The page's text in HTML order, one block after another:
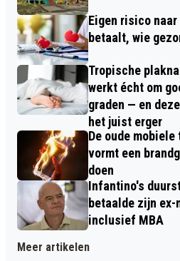
Eigen risico
betaalt, wie
Tropische
werkt écht om
graden — en
het juist erger
De oude
vormt een
doen
Infantino's
betaalde zijn
inclusief MBA
Meer artikelen